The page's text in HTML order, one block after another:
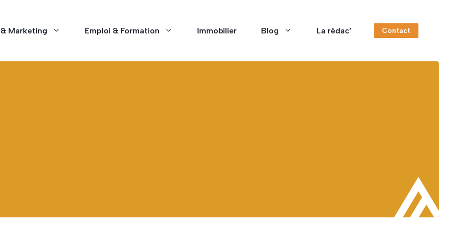
Marketing Emploi & Formation Immobilier Blog La rédac’ Contact